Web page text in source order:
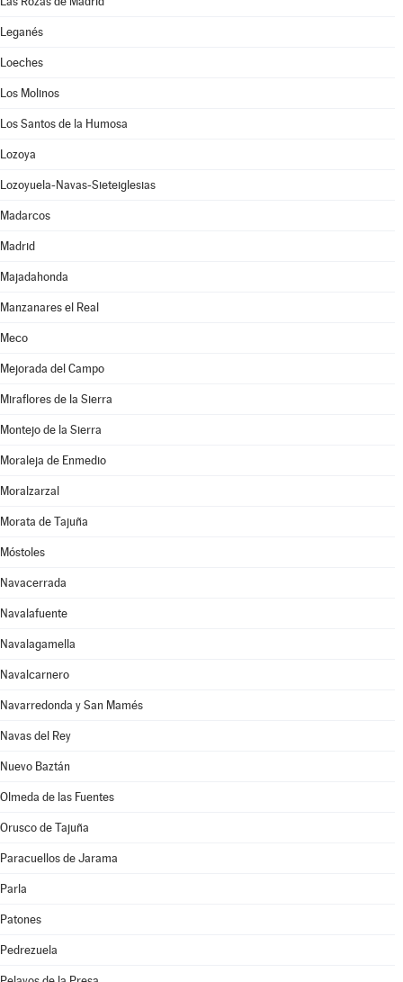
Leganés
Loeches
Los Molinos
Los Santos de la Humosa
Lozoya
Lozoyuela-Navas-Sieteiglesias
Madarcos
Madrid
Majadahonda
Manzanares el Real
Meco
Mejorada del Campo
Miraflores de la Sierra
Montejo de la Sierra
Moraleja de Enmedio
Moralzarzal
Morata de Tajuña
Móstoles
Navacerrada
Navalafuente
Navalagamella
Navalcarnero
Navarredonda y San Mamés
Navas del Rey
Nuevo Baztán
Olmeda de las Fuentes
Orusco de Tajuña
Paracuellos de Jarama
Parla
Patones
Pedrezuela